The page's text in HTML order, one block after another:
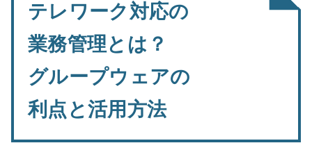
テレワーク対応の
業務管理とは？
グループウェアの
利点と活用方法